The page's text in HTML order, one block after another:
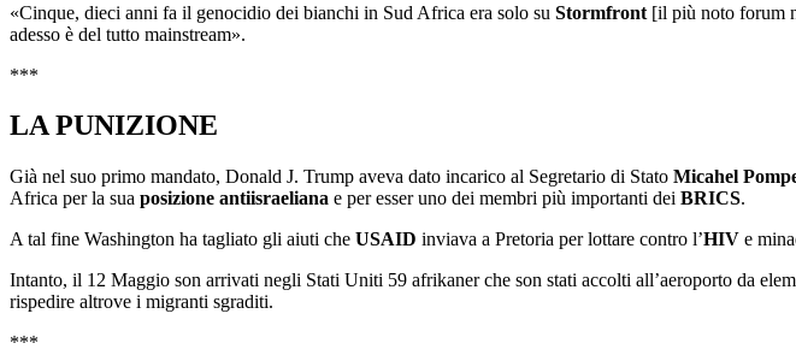
«Cinque, dieci anni fa il genocidio dei bianchi in Sud Africa era solo su Stormfront [il più noto forum
adesso è del tutto mainstream».
***
LA PUNIZIONE
Già nel suo primo mandato, Donald J. Trump aveva dato incarico al Segretario di Stato Micahel
Africa per la sua posizione antiisraeliana e per esser uno dei membri più importanti dei BRICS.
A tal fine Washington ha tagliato gli aiuti che USAID inviava a Pretoria per lottare contro l’HIV e
Intanto, il 12 Maggio son arrivati negli Stati Uniti 59 afrikaner che son stati accolti all’aeroporto da
rispedire altrove i migranti sgraditi.
***